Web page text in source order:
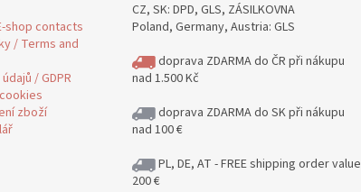
shop contacts
/ Terms and
/ GDPR
zboží
CZ, SK: DPD, GLS, ZÁSILKOVNA
Poland, Germany, Austria: GLS
doprava ZDARMA do ČR při nákupu
nad 1.500 Kč
doprava ZDARMA do SK při nákupu
nad 100 €
PL, DE, AT - FREE shipping order value
200 €